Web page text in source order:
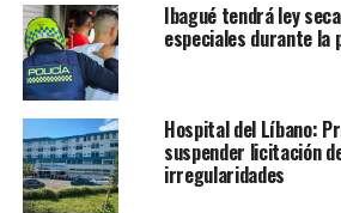
Ibagué tendrá ley
especiales durante la
Hospital del Líbano:
suspender licitación
irregularidades